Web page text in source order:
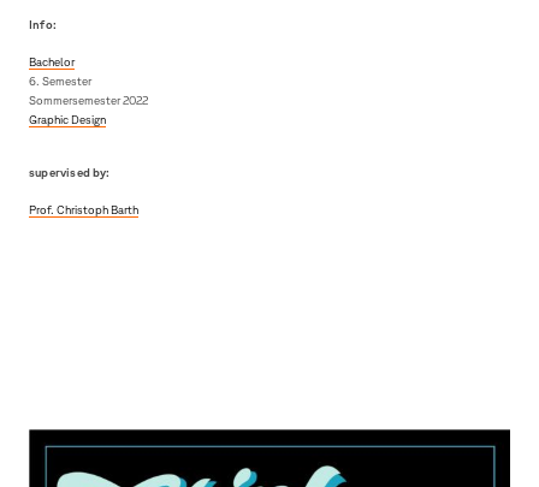
Info:
Bachelor
6. Semester
Sommersemester 2022
Graphic Design
supervised by:
Prof. Christoph Barth